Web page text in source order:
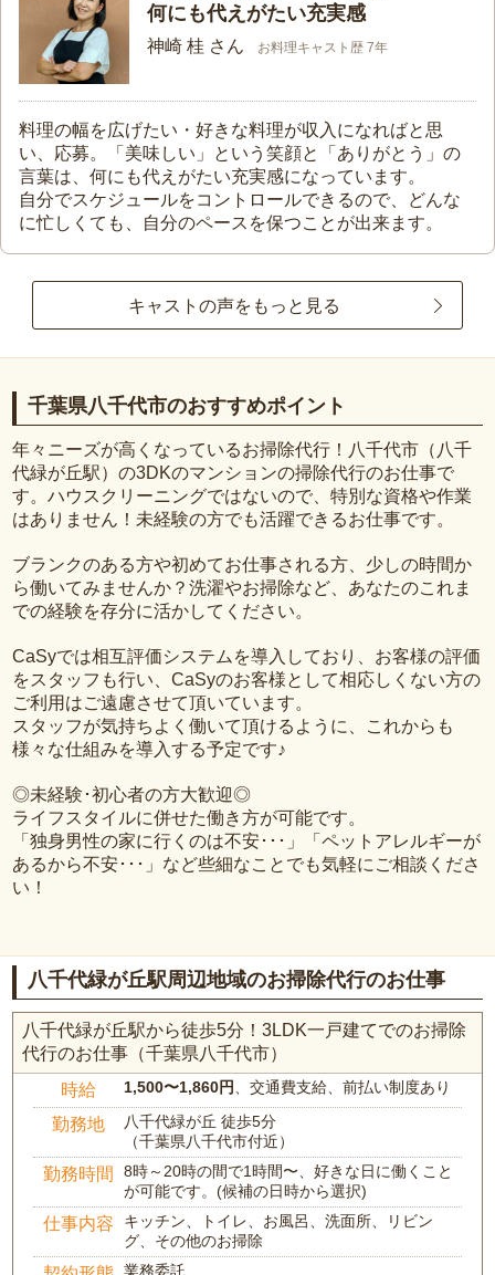
何にも代えがたい充実感
神崎 桂 さん お料理キャスト歴 7年
料理の幅を広げたい・好きな料理が収入になればと思
い、応募。「美味しい」という笑顔と「ありがとう」の
言葉は、何にも代えがたい充実感になっています。
自分でスケジュールをコントロールできるので、どんな
に忙しくても、自分のペースを保つことが出来ます。
キャストの声をもっと見る
千葉県八千代市のおすすめポイント
年々ニーズが高くなっているお掃除代行！八千代市（八千
代緑が丘駅）の3DKのマンションの掃除代行のお仕事で
す。ハウスクリーニングではないので、特別な資格や作業
はありません！未経験の方でも活躍できるお仕事です。
ブランクのある方や初めてお仕事される方、少しの時間か
ら働いてみませんか？洗濯やお掃除など、あなたのこれま
での経験を存分に活かしてください。
CaSyでは相互評価システムを導入しており、お客様の評価
をスタッフも行い、CaSyのお客様として相応しくない方の
ご利用はご遠慮させて頂いています。
スタッフが気持ちよく働いて頂けるように、これからも
様々な仕組みを導入する予定です♪
◎未経験･初心者の方大歓迎◎
ライフスタイルに併せた働き方が可能です。
「独身男性の家に行くのは不安･･･」「ペットアレルギーが
あるから不安･･･」など些細なことでも気軽にご相談くださ
い！
八千代緑が丘駅周辺地域のお掃除代行のお仕事
八千代緑が丘駅から徒歩5分！3LDK一戸建てでのお掃除
代行のお仕事（千葉県八千代市）
時給 1,500〜1,860円、交通費支給、前払い制度あり
勤務地
八千代緑が丘 徒歩5分
（千葉県八千代市付近）
勤務時間
8時～20時の間で1時間〜、好きな日に働くこと
が可能です。(候補の日時から選択)
仕事内容
キッチン、トイレ、お風呂、洗面所、リビン
グ、その他のお掃除
業務委託